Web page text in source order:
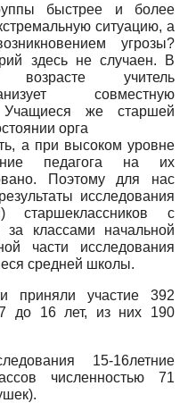
быстрее и более
ситуацию, а
угрозы?
здесь не случаен. В
учитель
совместную
Учащиеся же старшей
орга­
а при высоком уровне
педагога на их
Поэтому для нас
исследования
старшеклассников с
за классами начальной
части исследования
средней школы.
приняли участие 392
до 16 лет, из них 190
15-16­летние
численностью 71